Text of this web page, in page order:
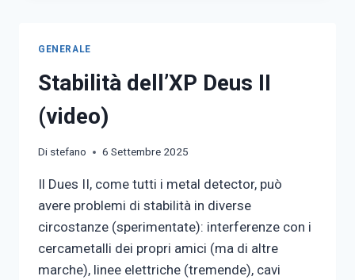
GENERALE
Stabilità dell’XP Deus II
(video)
Di stefano 6 Settembre 2025
Il Dues II, come tutti i metal detector, può
avere problemi di stabilità in diverse
circostanze (sperimentate): interferenze con i
cercametalli dei propri amici (ma di altre
marche), linee elettriche (tremende), cavi